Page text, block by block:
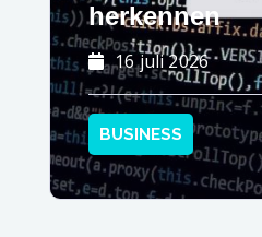
herkennen
16 juli 2026
BUSINESS